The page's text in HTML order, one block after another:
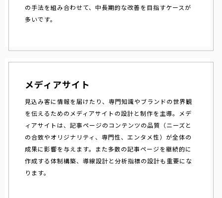
の手法を組み合わせて、中長期的な改善を目指すケースが
多いです。
メディアサイト
見込み客に情報を届けたり、専門知識やブランドの世界観
を伝えるためのメディアサイトの設計と制作を主導。メデ
ィアサイトは、記事ページのコンテンツの品質（ニーズと
の合致やオリジナリティ、専門性、エンタメ性）が全体の
成果に影響を与えます。また多数の記事ページを継続的に
作成する体制構築、導線設計と分析指標の設計も重要にな
ります。